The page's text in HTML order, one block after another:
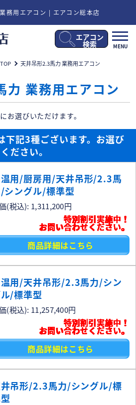
務用エアコン | エアコン総本店
メ
ニ
MENU
エアコン
検索
天井吊形2.3馬力 業務用エアコン
力 業務用エアコン
お選びいただけます。
下記3種ございます。お選び
ください。
用/厨房用/天井吊形/2.3馬
シングル/標準型
(税込): 1,311,200円
特別割引実施中！
お問い合わせください。
商品詳細はこちら
用/天井吊形/2.3馬力/シン
/標準型
(税込): 11,257,400円
特別割引実施中！
お問い合わせください。
商品詳細はこちら
吊形/2.3馬力/シングル/標